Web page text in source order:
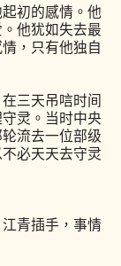
初的感情。他
他犹如失去最
，只有他独自
三天吊唁时间
灵。当时中央
流去一位部级
必天天去守灵
青插手，事情